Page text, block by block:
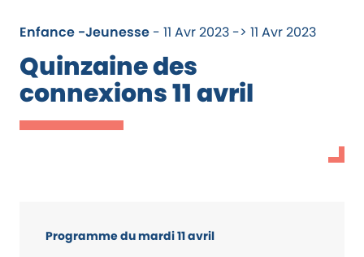
Enfance -Jeunesse - 11 Avr 2023 -> 11 Avr 2023
Quinzaine des
connexions 11 avril
Programme du mardi 11 avril